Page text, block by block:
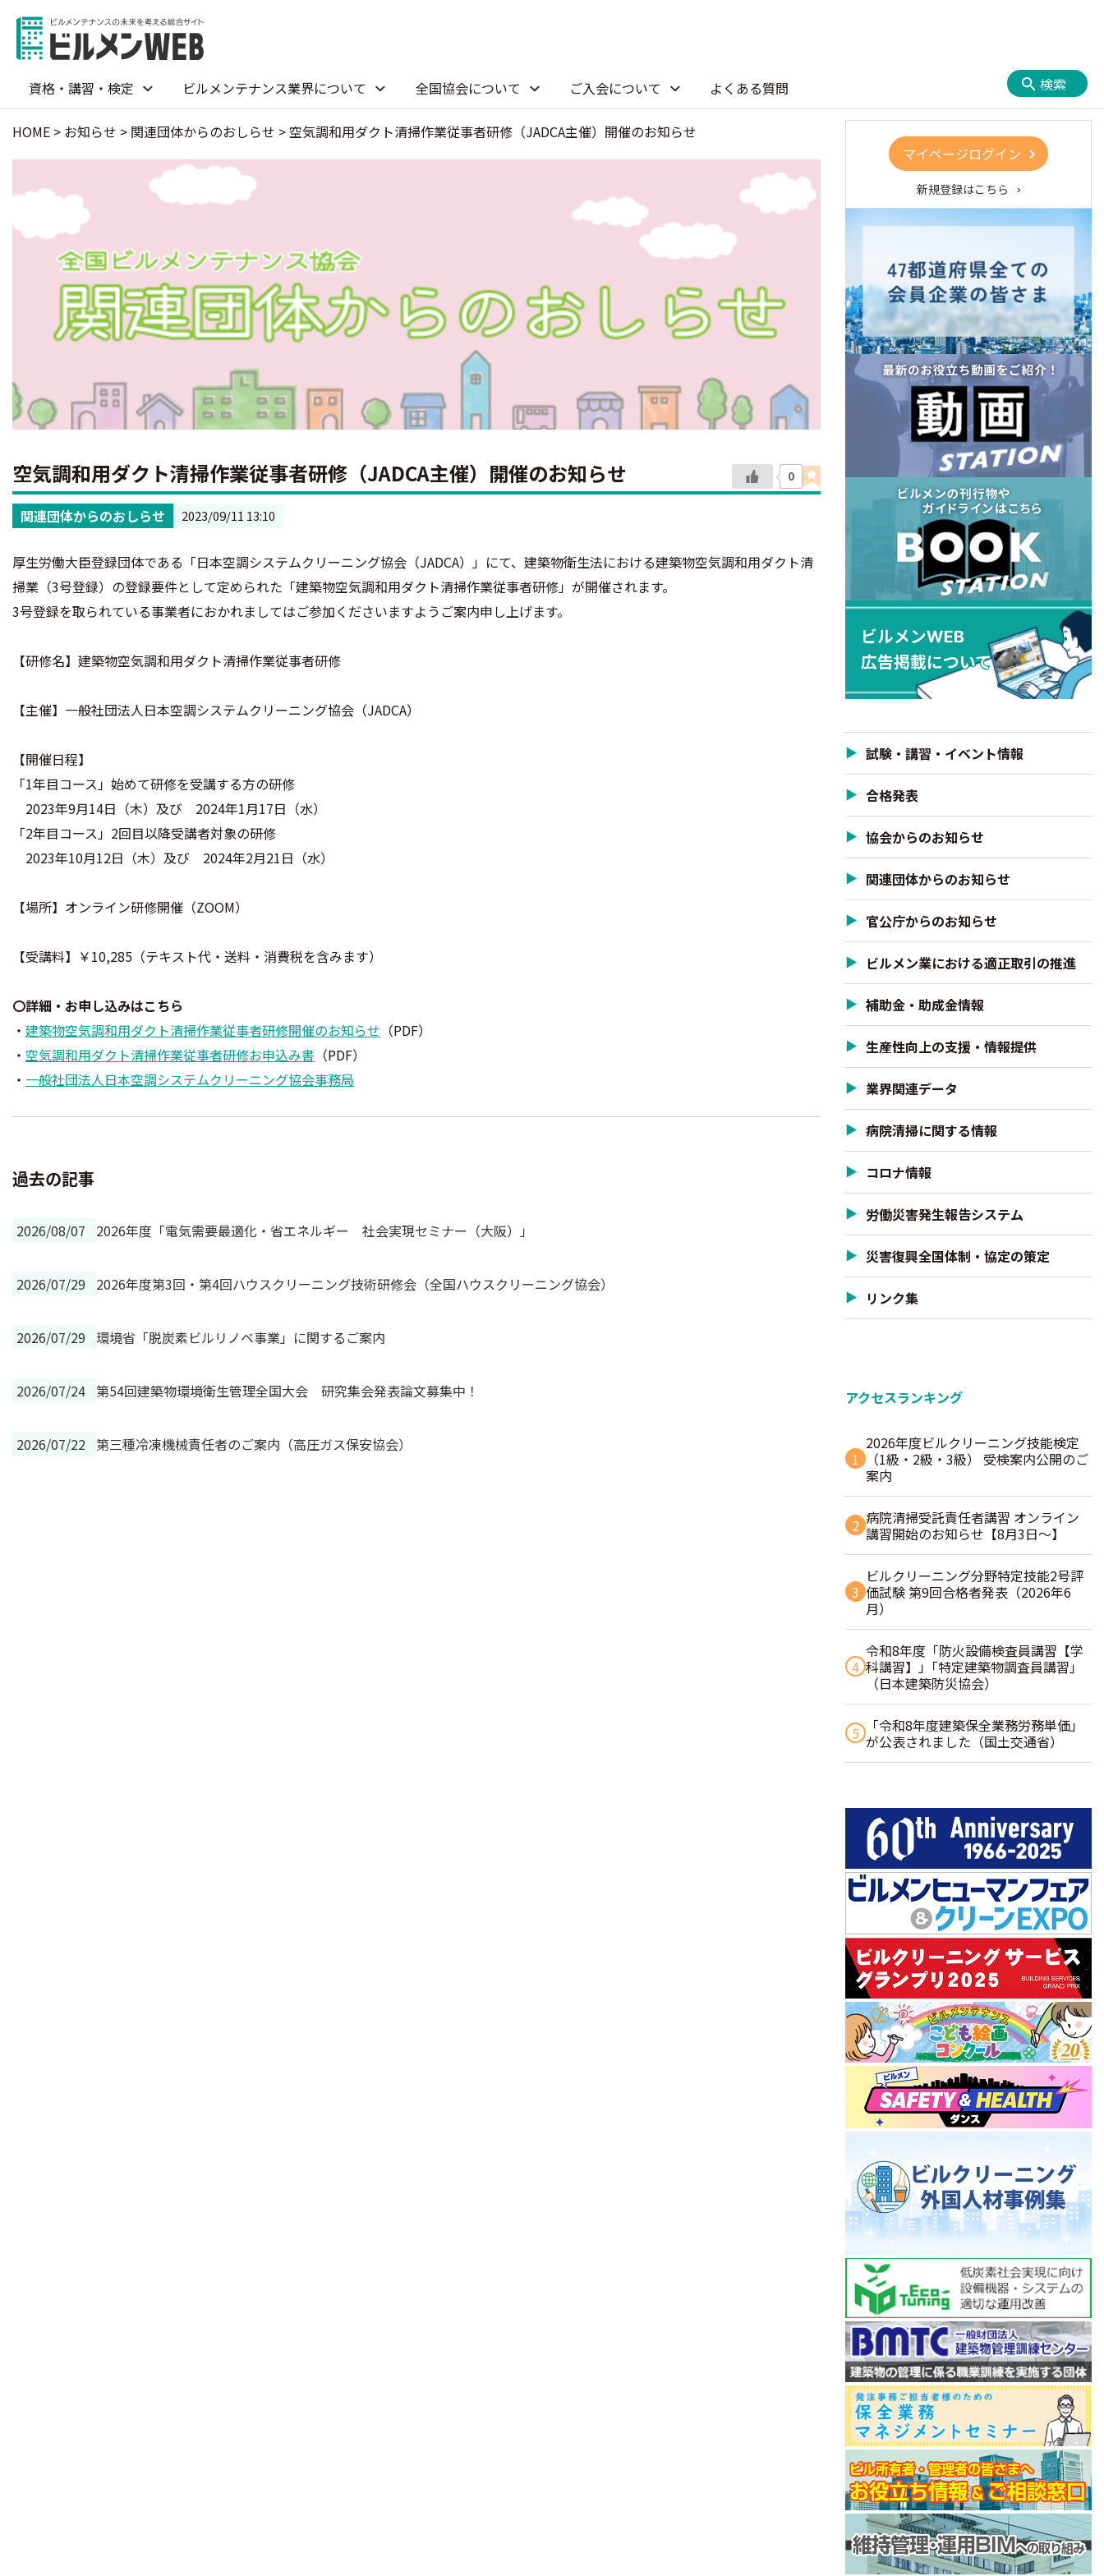
資格・講習・検定 ビルメンテナンス業界について 全国協会について ご入会について よくある質問 検索
HOME > お知らせ > 関連団体からのおしらせ > 空気調和用ダクト清掃作業従事者研修（JADCA主催）開催のお知らせ
空気調和用ダクト清掃作業従事者研修（JADCA主催）開催のお知らせ 0
関連団体からのおしらせ 2023/09/11 13:10
厚生労働大臣登録団体である「日本空調システムクリーニング協会（JADCA）」にて、建築物衛生法における建築物空気調和用ダクト清
掃業（3号登録）の登録要件として定められた「建築物空気調和用ダクト清掃作業従事者研修」が開催されます。
3号登録を取られている事業者におかれましてはご参加くださいますようご案内申し上げます。
【研修名】建築物空気調和用ダクト清掃作業従事者研修
【主催】一般社団法人日本空調システムクリーニング協会（JADCA）
【開催日程】
「1年目コース」始めて研修を受講する方の研修
2023年9月14日（木）及び 2024年1月17日（水）
「2年目コース」2回目以降受講者対象の研修
2023年10月12日（木）及び 2024年2月21日（水）
【場所】オンライン研修開催（ZOOM）
【受講料】￥10,285（テキスト代・送料・消費税を含みます）
〇詳細・お申し込みはこちら
・ 建築物空気調和用ダクト清掃作業従事者研修開催のお知らせ （PDF）
・ 空気調和用ダクト清掃作業従事者研修お申込み書 （PDF）
・ 一般社団法人日本空調システムクリーニング協会事務局
過去の記事
2026/08/07 2026年度「電気需要最適化・省エネルギー 社会実現セミナー（大阪）」
2026/07/29 2026年度第3回・第4回ハウスクリーニング技術研修会（全国ハウスクリーニング協会）
2026/07/29 環境省「脱炭素ビルリノベ事業」に関するご案内
2026/07/24 第54回建築物環境衛生管理全国大会 研究集会発表論文募集中！
2026/07/22 第三種冷凍機械責任者のご案内（高圧ガス保安協会）
マイページログイン
新規登録はこちら
試験・講習・イベント情報
合格発表
協会からのお知らせ
関連団体からのお知らせ
官公庁からのお知らせ
ビルメン業における適正取引の推進
補助金・助成金情報
生産性向上の支援・情報提供
業界関連データ
病院清掃に関する情報
コロナ情報
労働災害発生報告システム
災害復興全国体制・協定の策定
リンク集
アクセスランキング
1
2026年度ビルクリーニング技能検定
（1級・2級・3級） 受検案内公開のご
案内
2 病院清掃受託責任者講習 オンライン
講習開始のお知らせ【8月3日～】
3
ビルクリーニング分野特定技能2号評
価試験 第9回合格者発表（2026年6
月）
4
令和8年度「防火設備検査員講習【学
科講習】」｢特定建築物調査員講習｣
（日本建築防災協会）
5
「令和8年度建築保全業務労務単価」
が公表されました（国土交通省）